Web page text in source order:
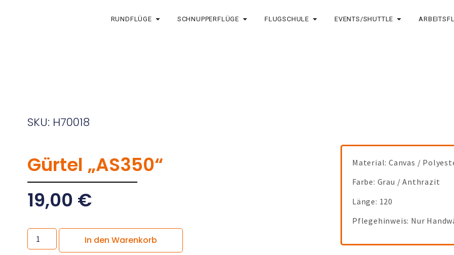
RUNDFLÜGE SCHNUPPERFLÜGE FLUGSCHULE EVENTS/SHUTTLE
SKU: H70018
Gürtel „AS350“
19,00 €
In den Warenkorb
Material: Canvas /
Farbe: Grau / Anthrazit
Länge: 120
Pflegehinweis: Nur